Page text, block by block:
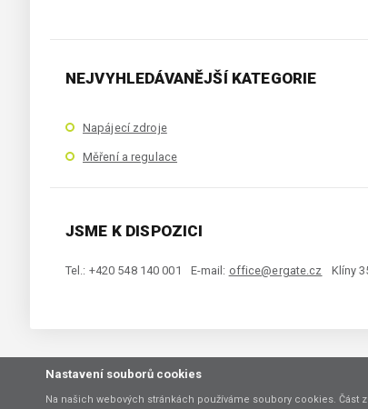
NEJVYHLEDÁVANĚJŠÍ KATEGORIE
Napájecí zdroje
Měření a regulace
JSME K DISPOZICI
Tel.: +420 548 140 001 E-mail: office@ergate.cz Klíny
Copyright © 2021 ERGATE Automation s.r.o., Klíny 35, 61500
Nastavení souborů cookies
Na našich webových stránkách používáme soubory cookies.